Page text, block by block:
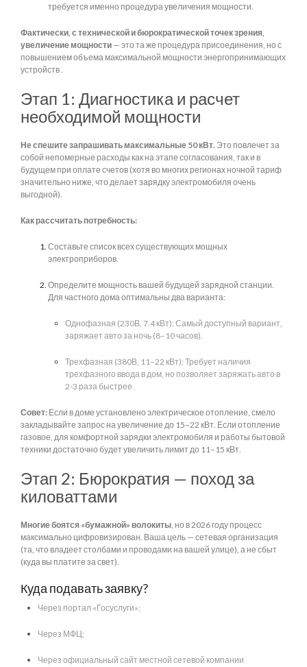
требуется именно процедура увеличения мощности.
Фактически, с технической и бюрократической точек зрения,
увеличение мощности — это та же процедура присоединения, но с
повышением объема максимальной мощности энергопринимающих
устройств .
Этап 1: Диагностика и расчет
необходимой мощности
Не спешите запрашивать максимальные 50 кВт. Это повлечет за
собой непомерные расходы как на этапе согласования, так и в
будущем при оплате счетов (хотя во многих регионах ночной тариф
значительно ниже, что делает зарядку электромобиля очень
выгодной).
Как рассчитать потребность:
Составьте список всех существующих мощных
электроприборов.
Определите мощность вашей будущей зарядной станции.
Для частного дома оптимальны два варианта:
Однофазная (230В, 7.4 кВт): Самый доступный вариант,
заряжает авто за ночь (8–10 часов).
Трехфазная (380В, 11–22 кВт): Требует наличия
трехфазного ввода в дом, но позволяет заряжать авто в
2-3 раза быстрее .
Совет: Если в доме установлено электрическое отопление, смело
закладывайте запрос на увеличение до 15–22 кВт. Если отопление
газовое, для комфортной зарядки электромобиля и работы бытовой
техники достаточно будет увеличить лимит до 11–15 кВт.
Этап 2: Бюрократия — поход за
киловаттами
Многие боятся «бумажной» волокиты , но в 2026 году процесс
максимально цифровизирован. Ваша цель — сетевая организация
(та, что владеет столбами и проводами на вашей улице), а не сбыт
(куда вы платите за свет).
Куда подавать заявку?
Через портал «Госуслуги»;
Через МФЦ;
Через официальный сайт местной сетевой компании